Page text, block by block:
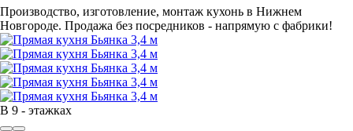
Производство, изготовление, монтаж кухонь в Нижнем
Новгороде. Продажа без посредников - напрямую с фабрики!
В 9 - этажках